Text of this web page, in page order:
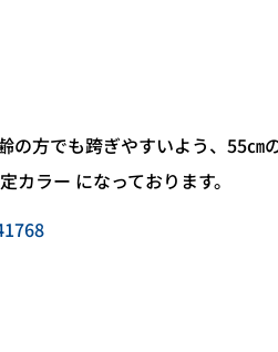
の方でも跨ぎやすいよう、55㎝
ラー になっております。